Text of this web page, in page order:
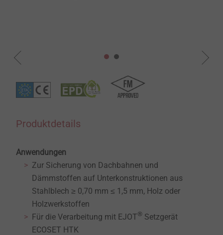
Produktdetails
Anwendungen
Zur Sicherung von Dachbahnen und
Dämmstoffen auf Unterkonstruktionen aus
Stahlblech ≥ 0,70 mm ≤ 1,5 mm, Holz oder
Holzwerkstoffen
Für die Verarbeitung mit EJOT® Setzgerät
ECOSET HTK